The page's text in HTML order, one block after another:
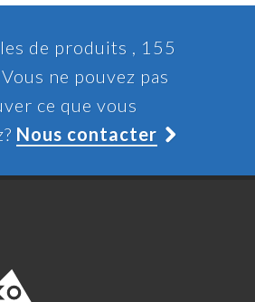
de produits , 155
ne pouvez pas
ce que vous
Nous contacter